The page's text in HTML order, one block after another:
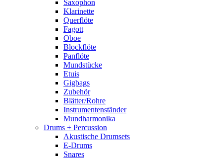
Saxophon
Klarinette
Querflöte
Fagott
Oboe
Blockflöte
Panflöte
Mundstücke
Etuis
Gigbags
Zubehör
Blätter/Rohre
Instrumentenständer
Mundharmonika
Drums + Percussion
Akustische Drumsets
E-Drums
Snares